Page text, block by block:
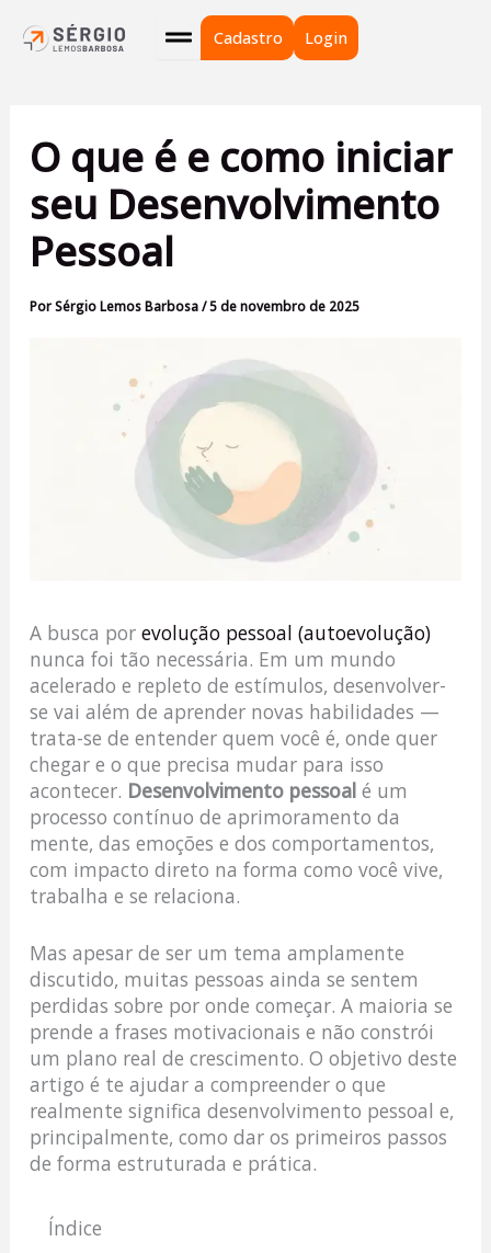
para
Cadastro Login
O que é e como iniciar
seu Desenvolvimento
Pessoal
PorSérgio Lemos Barbosa/5 de novembro de 2025
A busca por evolução pessoal (autoevolução)
nunca foi tão necessária. Em um mundo
acelerado e repleto de estímulos, desenvolver-
se vai além de aprender novas habilidades —
trata-se de entender quem você é, onde quer
chegar e o que precisa mudar para isso
acontecer. Desenvolvimento pessoalé um
processo contínuo de aprimoramento da
mente, das emoções e dos comportamentos,
com impacto direto na forma como você vive,
trabalha e se relaciona.
Mas apesar de ser um tema amplamente
discutido, muitas pessoas ainda se sentem
perdidas sobre por onde começar. A maioria se
prende a frases motivacionais e não constrói
um plano real de crescimento. O objetivo deste
artigo é te ajudar a compreender o que
realmente significa desenvolvimento pessoal e,
principalmente, como dar os primeiros passos
de forma estruturada e prática.
Índice